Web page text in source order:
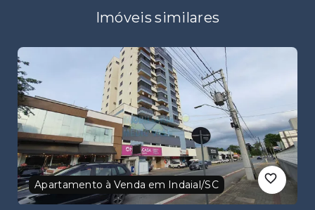
Imóveis similares
Apartamento à Venda em Indaial/SC